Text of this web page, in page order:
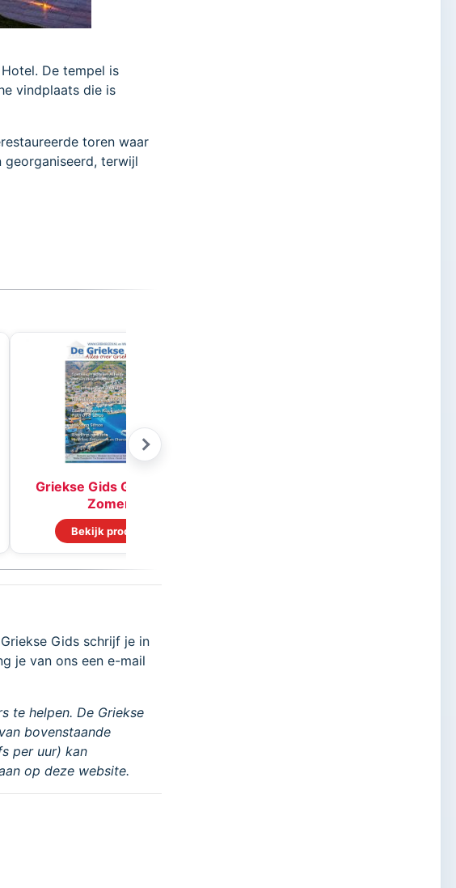
De tempel is
vindplaats die is
toren waar
georganiseerd, terwijl
Griekse Gids Glossy 18
Zomer
Bekijk product
Gids schrijf je in
je van ons een e-mail
te helpen. De Griekse
bovenstaande
per uur) kan
op deze website.